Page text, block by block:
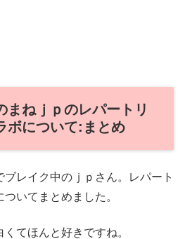
まねｊｐのレパートリ
ボについて:まとめ
ブレイク中のｊｐさん。レパート
いてまとめました。
てほんと好きですね。